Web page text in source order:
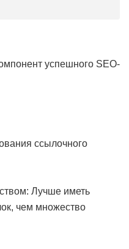
успешного SEO-
ссылочного
Лучше иметь
чем множество